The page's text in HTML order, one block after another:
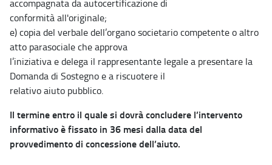
accompagnata da autocertificazione di
conformità all'originale;
e) copia del verbale dell’organo societario competente o altro
atto parasociale che approva
l’iniziativa e delega il rappresentante legale a presentare la
Domanda di Sostegno e a riscuotere il
relativo aiuto pubblico.
Il termine entro il quale si dovrà concludere l’intervento
informativo è fissato in 36 mesi dalla data del
provvedimento di concessione dell’aiuto.